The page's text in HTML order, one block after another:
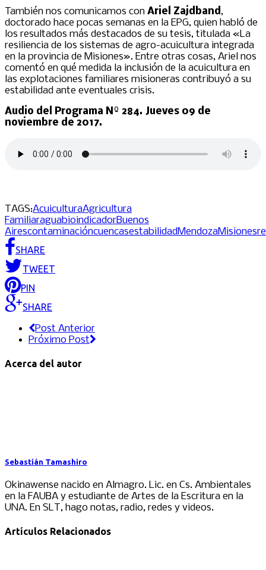
También nos comunicamos con Ariel Zajdband,
doctorado hace pocas semanas en la EPG, quien habló de
los resultados más destacados de su tesis, titulada «La
resiliencia de los sistemas de agro-acuicultura integrada
en la provincia de Misiones». Entre otras cosas, Ariel nos
comentó en qué medida la inclusión de la acuicultura en
las explotaciones familiares misioneras contribuyó a su
estabilidad ante eventuales crisis.
Audio del Programa Nº 284. Jueves 09 de
noviembre de 2017.
TAGS:AcuiculturaAgricultura
FamiliaraguabioindicadorBuenos
AirescontaminacióncuencasestabilidadMendozaMisiones
SHARE
TWEET
PIN
SHARE
Post Anterior
Próximo Post
Acerca del autor
Sebastián Tamashiro
Okinawense nacido en Almagro. Lic. en Cs. Ambientales
en la FAUBA y estudiante de Artes de la Escritura en la
UNA. En SLT, hago notas, radio, redes y videos.
Artículos Relacionados